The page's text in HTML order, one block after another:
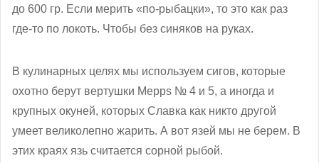
до 600 гр. Если мерить «по-рыбацки», то это как раз
где-то по локоть. Чтобы без синяков на руках.
В кулинарных целях мы используем сигов, которые
охотно берут вертушки Mepps № 4 и 5, а иногда и
крупных окуней, которых Славка как никто другой
умеет великолепно жарить. А вот язей мы не берем. В
этих краях язь считается сорной рыбой.